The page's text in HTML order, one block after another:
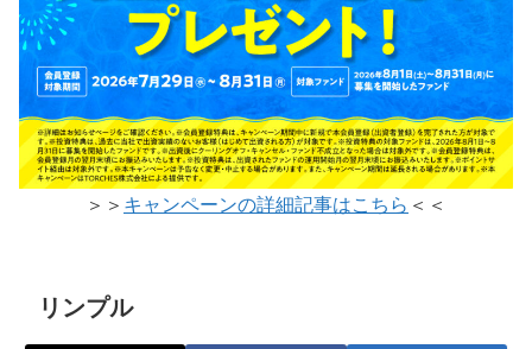
＞＞ キャンペーンの詳細記事はこちら ＜＜
リンプル